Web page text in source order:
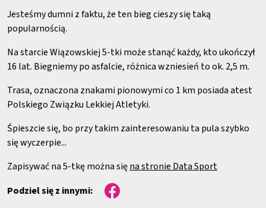
Jesteśmy dumni z faktu, że ten bieg cieszy się taką
popularnością.
Na starcie Wiązowskiej 5-tki może stanąć każdy, kto ukończył
16 lat. Biegniemy po asfalcie, różnica wzniesień to ok. 2,5 m.
Trasa, oznaczona znakami pionowymi co 1 km posiada atest
Polskiego Związku Lekkiej Atletyki.
Śpieszcie się, bo przy takim zainteresowaniu ta pula szybko
się wyczerpie...
Zapisywać na 5-tkę można sięna stronie Data Sport
Podziel się z innymi: